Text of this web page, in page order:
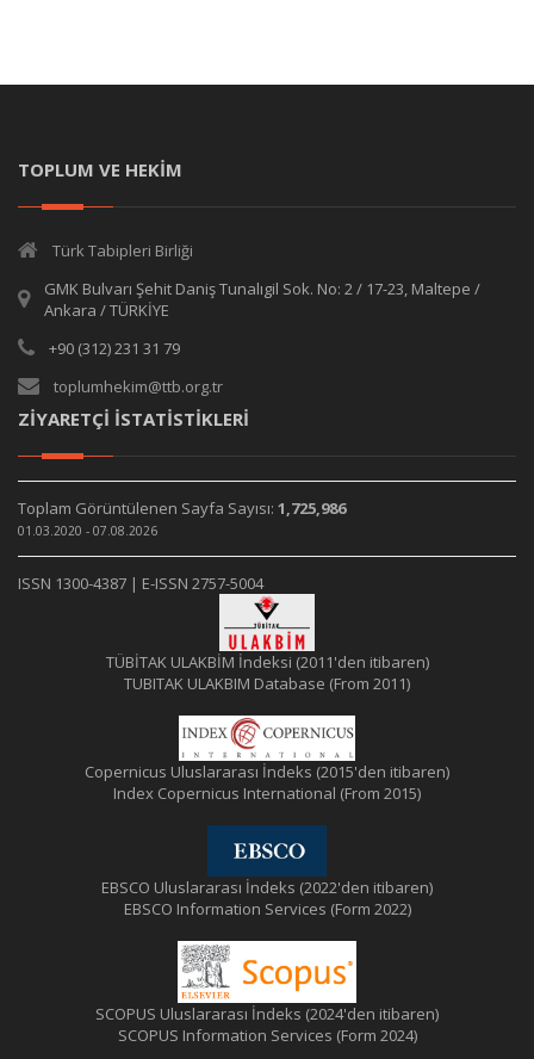
TOPLUM VE HEKİM
Türk Tabipleri Birliği
GMK Bulvarı Şehit Daniş Tunalıgil Sok. No: 2 / 17-23, Maltepe /
Ankara / TÜRKİYE
+90 (312) 231 31 79
toplumhekim@ttb.org.tr
ZİYARETÇİ İSTATİSTİKLERİ
Toplam Görüntülenen Sayfa Sayısı: 1,725,986
01.03.2020 - 07.08.2026
ISSN 1300-4387 | E-ISSN 2757-5004
TÜBİTAK ULAKBİM İndeksi (2011'den itibaren)
TUBITAK ULAKBIM Database (From 2011)
Copernicus Uluslararası İndeks (2015'den itibaren)
Index Copernicus International (From 2015)
EBSCO Uluslararası İndeks (2022'den itibaren)
EBSCO Information Services (Form 2022)
SCOPUS Uluslararası İndeks (2024'den itibaren)
SCOPUS Information Services (Form 2024)